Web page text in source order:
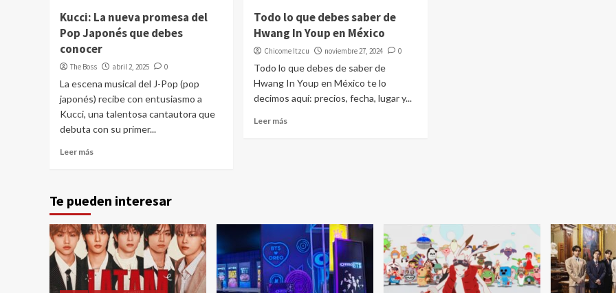
Kucci: La nueva promesa del
Pop Japonés que debes
conocer
The Boss abril 2, 2025 0
La escena musical del J-Pop (pop
japonés) recibe con entusiasmo a
Kucci, una talentosa cantautora que
debuta con su primer...
Leer más
Todo lo que debes saber de
Hwang In Youp en México
Chicome Itzcu noviembre 27, 2024 0
Todo lo que debes de saber de
Hwang In Youp en México te lo
decimos aquí: precios, fecha, lugar y...
Leer más
Te pueden interesar